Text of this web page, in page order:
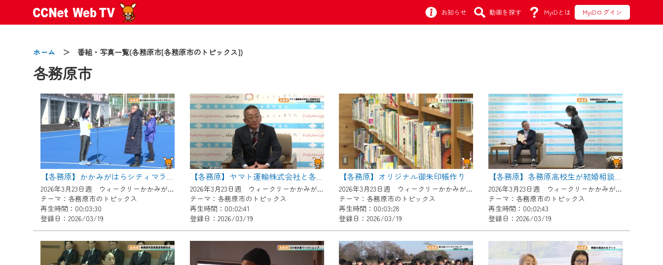
お知らせ 動画を探す MyiDとは MyiDログイン
ホーム ＞ 番組・写真一覧(各務原市[各務原市のトピックス])
各務原市
【各務原】かかみがはらシティマラソン２０２６
2026年3月23日週 ウィークリーかかみがはらにて放送
テーマ：各務原市のトピックス
再生時間：00:03:30
登録日：2026/03/19
【各務原】ヤマト運輸株式会社と各務原市が連携協定を締結
2026年3月23日週 ウィークリーかかみがはらにて放送
テーマ：各務原市のトピックス
再生時間：00:02:41
登録日：2026/03/19
【各務原】オリジナル御朱印帳作り
2026年3月23日週 ウィークリーかかみがはらにて放送
テーマ：各務原市のトピックス
再生時間：00:03:28
登録日：2026/03/19
【各務原】各務原高校生が結婚相談所に看板贈呈
2026年3月23日週 ウィークリーかかみがはらにて放送
テーマ：各務原市のトピックス
再生時間：00:02:43
登録日：2026/03/19
2024/09/02
動画配信サービス『CCNet Web TV』は2024年9月24日からリニューアルします！
【変更点】
◆デザイン変更により、お住まいの地域の動画コンテンツが一目瞭然。
◆当社アプリやＰＣブラウザから、いつでも・どこでも・外出先でも！
CCNetサービスエリア20市町の地域情報番組をご視聴いただけます！
【ご注意】
2024年9月24日からはご加入者様へのサービス向上のため、
『CCNet Web TV』を利用いただくには、一部コンテンツを除き、
CCNetサービスへの加入と『CCNetマイページ※』へのログインが必要となります。
何卒、ご理解ご了承の程よろしくお願いいたします。